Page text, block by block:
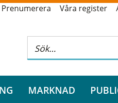
Prenumerera Våra register
MARKNAD